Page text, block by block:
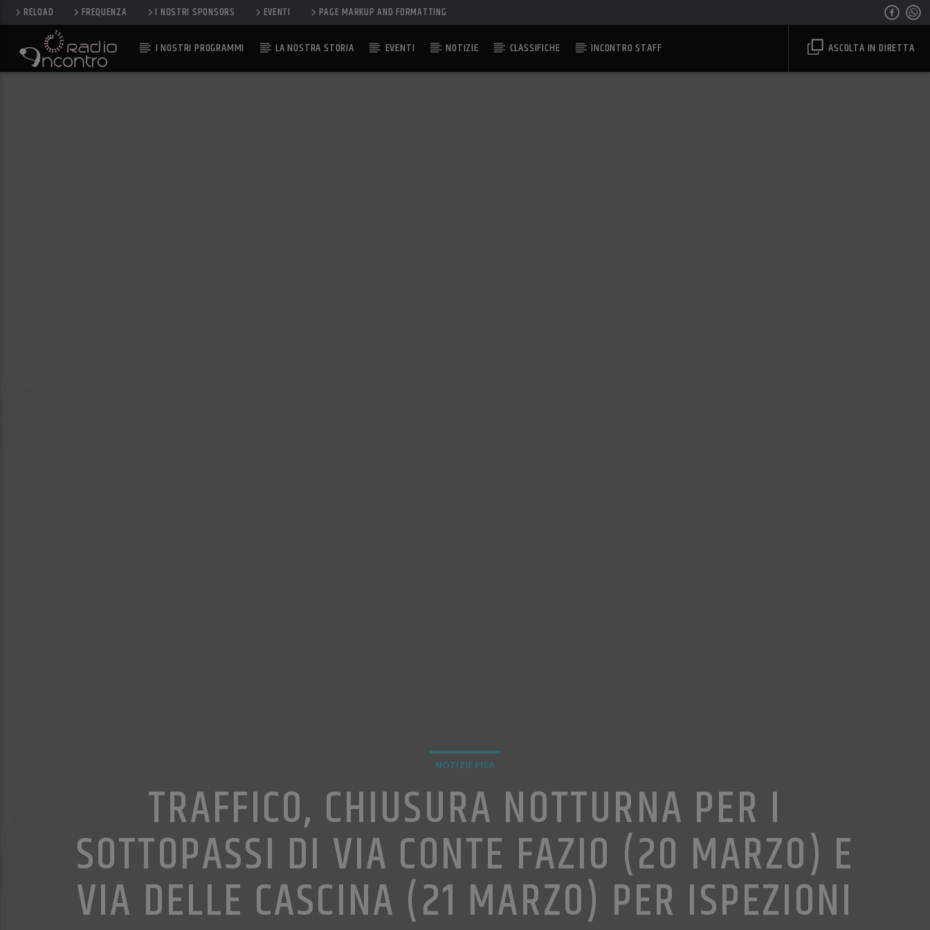
RELOAD FREQUENZA I NOSTRI SPONSORS EVENTI PAGE MARKUP AND FORMATTING
I NOSTRI PROGRAMMI LA NOSTRA STORIA EVENTI NOTIZIE CLASSIFICHE INCONTRO STAFF ASCOLTA IN DIRETTA
NOTIZIE PISA
TRAFFICO, CHIUSURA NOTTURNA PER I
SOTTOPASSI DI VIA CONTE FAZIO (20 MARZO) E
VIA DELLE CASCINA (21 MARZO) PER ISPEZIONI